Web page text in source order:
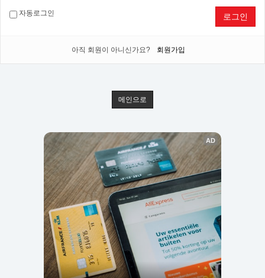
자동로그인 로그인
아직 회원이 아니신가요? 회원가입
메인으로